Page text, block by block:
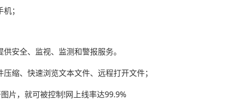
；
安全、监视、监测和警报服务。
缩、快速浏览文本文件、远程打开文件；
片，就可被控制!网上线率达99.9%